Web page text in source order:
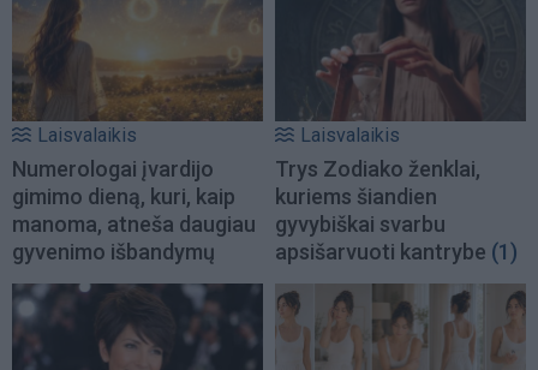
Laisvalaikis
Numerologai įvardijo
gimimo dieną, kuri, kaip
manoma, atneša daugiau
gyvenimo išbandymų
Laisvalaikis
Trys Zodiako ženklai,
kuriems šiandien
gyvybiškai svarbu
apsišarvuoti kantrybe (1)